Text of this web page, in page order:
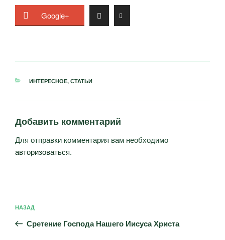
Google+
РУБРИКИ
ИНТЕРЕСНОЕ, СТАТЬИ
Добавить комментарий
Для отправки комментария вам необходимо
авторизоваться.
по
записям
Предыдущая
запись:
НАЗАД
Сретение Господа Нашего Иисуса Христа